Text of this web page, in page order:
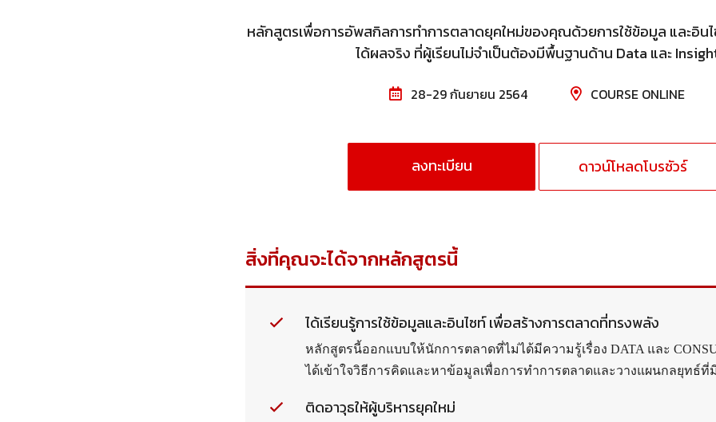
หลักสูตรเพื่อการอัพสกิลการทำการตลาดยุคใหม่ของคุณด้วยการใช้ข้อมูล และอิน
ได้ผลจริง ที่ผู้เรียนไม่จำเป็นต้องมีพื้นฐานด้าน Data และ
28-29 กันยายน 2564 COURSE ONLINE
ลงทะเบียน ดาวน์โหลดโบรชัวร์
สิ่งที่คุณจะได้จากหลักสูตรนี้
ได้เรียนรู้การใช้ข้อมูลและอินไซท์ เพื่อสร้างการตลาดที่ทรงพลัง
หลักสูตรนี้ออกแบบให้นักการตลาดที่ไม่ได้มีความรู้เรื่อง DATA และ
ได้เข้าใจวิธีการคิดและหาข้อมูลเพื่อการทำการตลาดและวางแผนกลยุทธ์
ติดอาวุธให้ผู้บริหารยุคใหม่